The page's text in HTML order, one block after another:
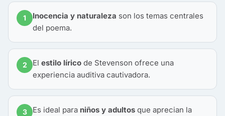
1 Inocencia y naturaleza son los temas centrales
del poema.
2 El estilo lírico de Stevenson ofrece una
experiencia auditiva cautivadora.
3 Es ideal para niños y adultos que aprecian la